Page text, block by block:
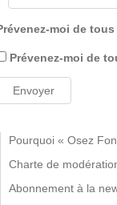
moi de
Prévenez-moi de
Pourquoi « Osez
Charte de
Abonnement à la